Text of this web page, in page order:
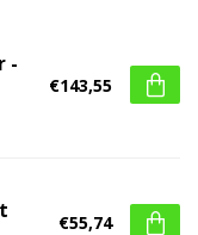
-
€143,55
€55,74